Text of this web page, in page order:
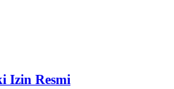
Izin Resmi